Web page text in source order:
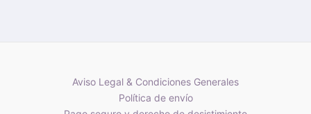
Aviso Legal & Condiciones Generales
Política de envío